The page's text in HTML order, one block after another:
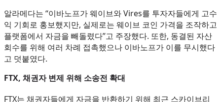
알라메다는 “이바노프가 웨이브와 Vires를 투자자들에게 고수
익 기회로 홍보했지만, 실제로는 웨이브 코인 가격을 조작하고
플랫폼에서 자금을 빼돌렸다”고 주장했다. 또한, 동결된 자산
회수를 위해 여러 차례 접촉했으나 이바노프가 이를 무시했다
고 덧붙였다.
FTX, 채권자 변제 위해 소송전 확대
FTX는 채권자들에게 자금을 반환하기 위해 최근 스카이브리